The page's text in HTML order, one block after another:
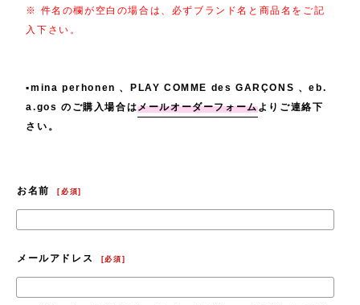
※ 件名の欄が空白の場合は、必ずブランド名と商品名をご記
入下さい。
▪️mina perhonen 、PLAY COMME des GARÇONS 、eb.
a.gos のご購入場合はメールオーダーフォームよりご連絡下
さい。
お名前 [必須]
メールアドレス [必須 ]